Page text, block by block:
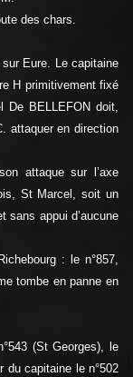
des chars.
Eure. Le capitaine
H primitivement fixé
De BELLEFON doit,
attaquer en direction
attaque sur l’axe
St Marcel, soit un
sans appui d’aucune
: le n°857,
tombe en panne en
(St Georges), le
du capitaine le n°502